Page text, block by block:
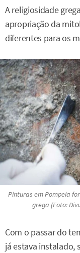
A religiosidade
apropriação da
diferentes para os
Pinturas em Pompeia
grega (Foto:
Com o passar do
já estava instalado,